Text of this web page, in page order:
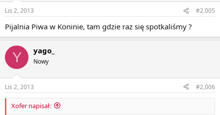
Lis 2, 2013 #2,005
Pijalnia Piwa w Koninie, tam gdzie raz się spotkaliśmy ?
Y yago_
Nowy
Lis 2, 2013 #2,006
Xofer napisał: